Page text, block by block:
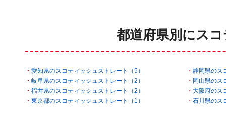
都道府県別にス
愛知県のスコティッシュストレート（5）
静岡県のス
岐阜県のスコティッシュストレート（2）
岡山県のス
福井県のスコティッシュストレート（2）
大阪府のス
東京都のスコティッシュストレート（1）
石川県のス